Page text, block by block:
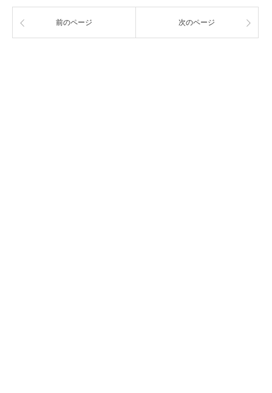
前のページ 次のページ